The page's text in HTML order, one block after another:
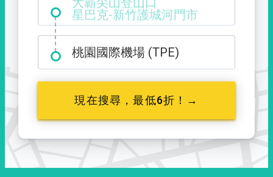
大霸尖山登山口
桃園國際機場 (TPE)
現在搜尋，最低6折！→